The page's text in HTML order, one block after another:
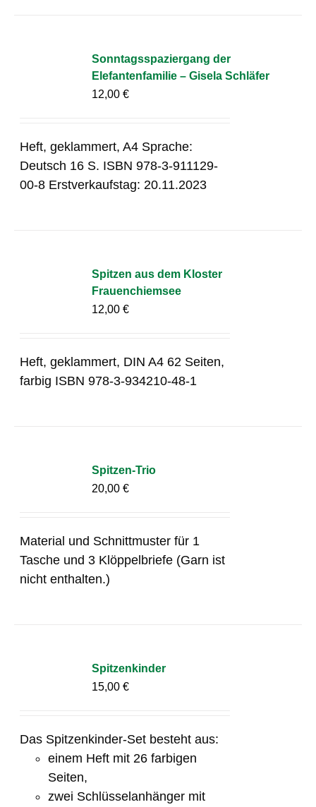
Sonntagsspaziergang der
Elefantenfamilie – Gisela Schläfer
12,00€
Heft, geklammert, A4 Sprache:
Deutsch 16 S. ISBN 978-3-911129-
00-8 Erstverkaufstag: 20.11.2023
Spitzen aus dem Kloster
Frauenchiemsee
12,00€
Heft, geklammert, DIN A4 62 Seiten,
farbig ISBN 978-3-934210-48-1
Spitzen-Trio
20,00€
Material und Schnittmuster für 1
Tasche und 3 Klöppelbriefe (Garn ist
nicht enthalten.)
Spitzenkinder
15,00€
Das Spitzenkinder-Set besteht aus:
einem Heft mit 26 farbigen
Seiten,
zwei Schlüsselanhänger mit